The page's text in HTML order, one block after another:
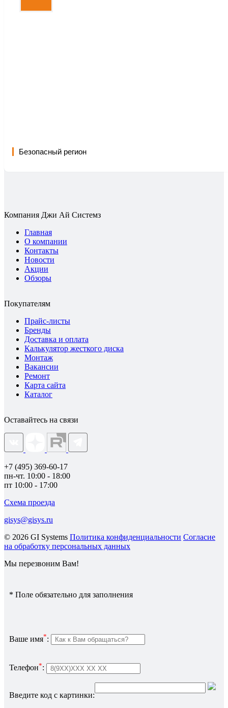
Безопасный регион
Компания Джи Ай Системз
Главная
О компании
Контакты
Новости
Акции
Обзоры
Покупателям
Прайс-листы
Бренды
Доставка и оплата
Калькулятор жесткого диска
Монтаж
Вакансии
Ремонт
Карта сайта
Каталог
Оставайтесь на связи
+7 (495) 369-60-17
пн-чт. 10:00 - 18:00
пт 10:00 - 17:00
Схема проезда
gisys@gisys.ru
© 2026 GI Systems Политика конфиденциальности Согласие
на обработку персональных данных
Мы перезвоним Вам!
* Поле обязательно для заполнения
Ваше имя*:
Телефон*:
Введите код с картинки: